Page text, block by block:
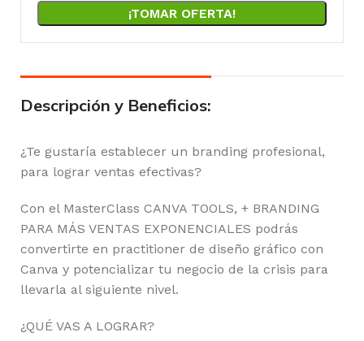
¡TOMAR OFERTA!
Descripción y Beneficios:
¿Te gustaría establecer un branding profesional,
para lograr ventas efectivas?
Con el MasterClass CANVA TOOLS, + BRANDING
PARA MÁS VENTAS EXPONENCIALES podrás
convertirte en practitioner de diseño gráfico con
Canva y potencializar tu negocio de la crisis para
llevarla al siguiente nivel.
¿QUÉ VAS A LOGRAR?